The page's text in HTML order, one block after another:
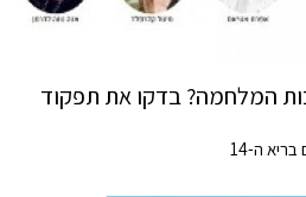
המלחמה? בדקו את תפקוד
ה-14